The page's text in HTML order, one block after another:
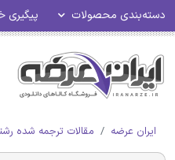
دسته‌بندی محصولات پیگیری
ایران عرضه مقالات ترجمه شده